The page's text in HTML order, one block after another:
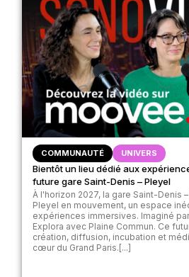
COMMUNAUTÉ UNIVERS
Bientôt un lieu dédié aux
future gare Saint-Denis – Pleyel
À l'horizon 2027, la gare Saint-Denis
Pleyel en mouvement, un espace
expériences immersives. Imaginé
Explora avec Plaine Commun. Ce
création, diffusion, incubation et
cœur du Grand Paris.[...]